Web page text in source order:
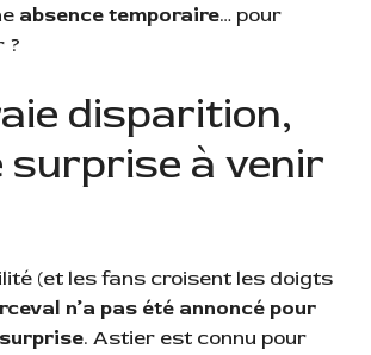
absence temporaire… pour
?
disparition,
surprise à venir
(et les fans croisent les doigts
n’a pas été annoncé pour
. Astier est connu pour